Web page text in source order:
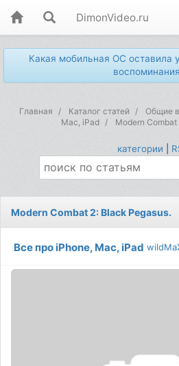
DimonVideo.ru
Какая мобильная ОС оставила
Главная Каталог статей Общие
Mac, iPad
Modern
категории
Modern Combat 2: Black Pegasus.
Все про iPhone, Mac, iPad